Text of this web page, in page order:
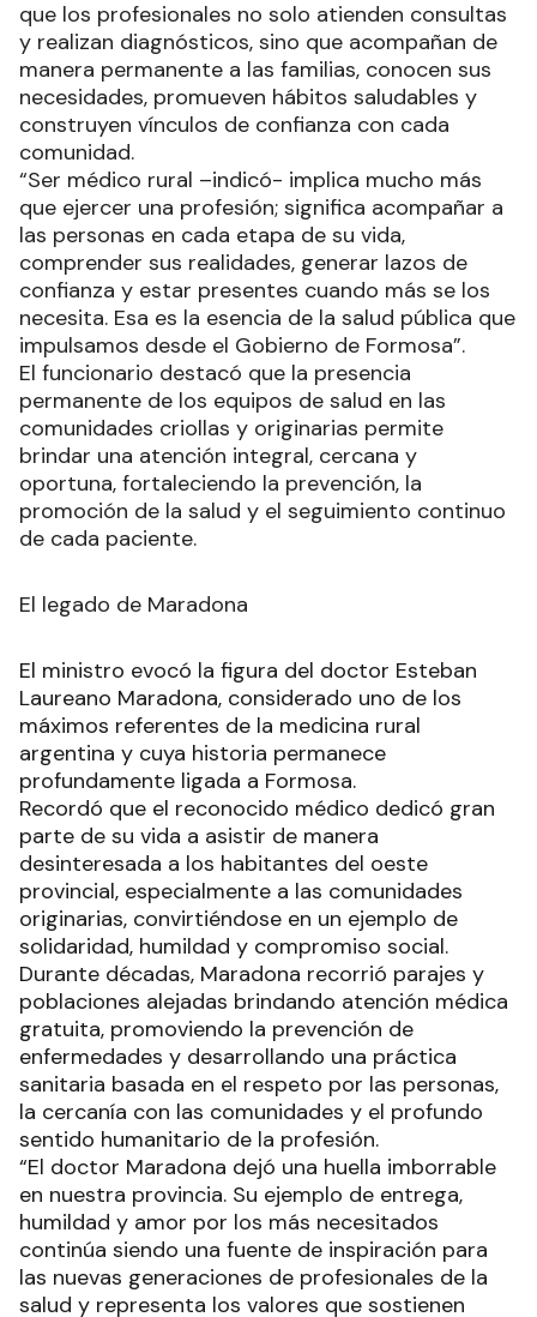
que los profesionales no solo atienden consultas
y realizan diagnósticos, sino que acompañan de
manera permanente a las familias, conocen sus
necesidades, promueven hábitos saludables y
construyen vínculos de confianza con cada
comunidad.
“Ser médico rural –indicó- implica mucho más
que ejercer una profesión; significa acompañar a
las personas en cada etapa de su vida,
comprender sus realidades, generar lazos de
confianza y estar presentes cuando más se los
necesita. Esa es la esencia de la salud pública que
impulsamos desde el Gobierno de Formosa”.
El funcionario destacó que la presencia
permanente de los equipos de salud en las
comunidades criollas y originarias permite
brindar una atención integral, cercana y
oportuna, fortaleciendo la prevención, la
promoción de la salud y el seguimiento continuo
de cada paciente.
El legado de Maradona
El ministro evocó la figura del doctor Esteban
Laureano Maradona, considerado uno de los
máximos referentes de la medicina rural
argentina y cuya historia permanece
profundamente ligada a Formosa.
Recordó que el reconocido médico dedicó gran
parte de su vida a asistir de manera
desinteresada a los habitantes del oeste
provincial, especialmente a las comunidades
originarias, convirtiéndose en un ejemplo de
solidaridad, humildad y compromiso social.
Durante décadas, Maradona recorrió parajes y
poblaciones alejadas brindando atención médica
gratuita, promoviendo la prevención de
enfermedades y desarrollando una práctica
sanitaria basada en el respeto por las personas,
la cercanía con las comunidades y el profundo
sentido humanitario de la profesión.
“El doctor Maradona dejó una huella imborrable
en nuestra provincia. Su ejemplo de entrega,
humildad y amor por los más necesitados
continúa siendo una fuente de inspiración para
las nuevas generaciones de profesionales de la
salud y representa los valores que sostienen